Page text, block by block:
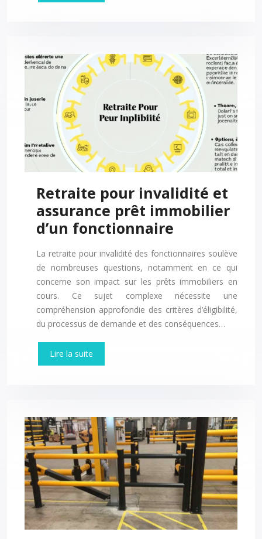
Retraite pour invalidité et
assurance prêt immobilier
d’un fonctionnaire
La retraite pour invalidité des fonctionnaires soulève
de nombreuses questions, notamment en ce qui
concerne son impact sur les prêts immobiliers en
cours. Ce sujet complexe nécessite une
compréhension approfondie des critères d’éligibilité,
du processus de demande et des conséquences…
Lire la suite